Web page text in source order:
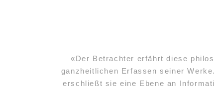
«Der Betrachter erfährt diese
ganzheitlichen Erfassen seiner
erschließt sie eine Ebene an